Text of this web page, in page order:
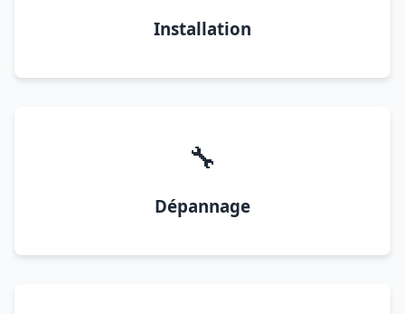
Installation
🔧
Dépannage